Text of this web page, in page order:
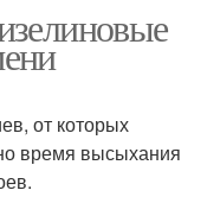
от которых
время высыхания